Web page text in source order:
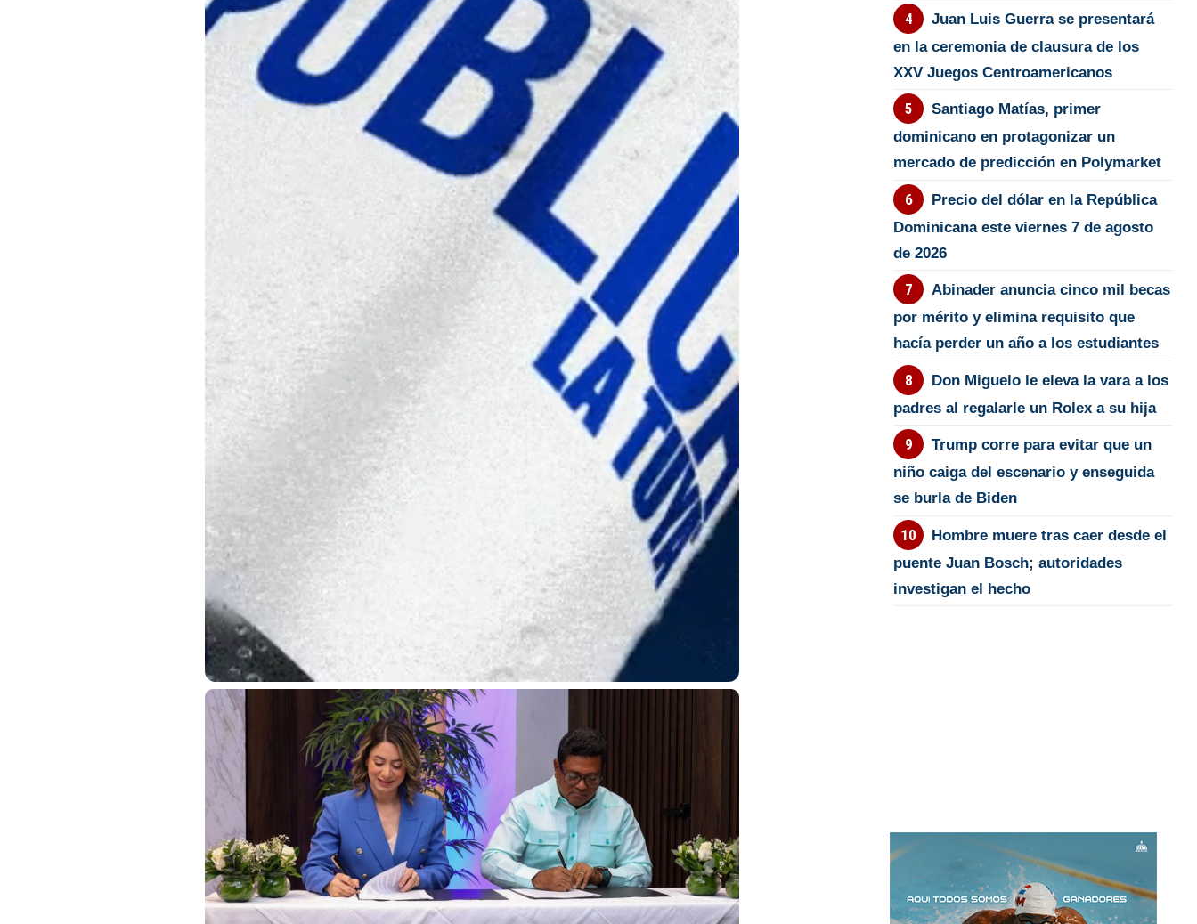
Juan Luis Guerra se presentará
en la ceremonia de clausura de los
XXV Juegos Centroamericanos
Santiago Matías, primer
dominicano en protagonizar un
mercado de predicción en Polymarket
Precio del dólar en la República
Dominicana este viernes 7 de agosto
de 2026
Abinader anuncia cinco mil becas
por mérito y elimina requisito que
hacía perder un año a los estudiantes
Don Miguelo le eleva la vara a los
padres al regalarle un Rolex a su hija
Trump corre para evitar que un
niño caiga del escenario y enseguida
se burla de Biden
Hombre muere tras caer desde el
puente Juan Bosch; autoridades
investigan el hecho